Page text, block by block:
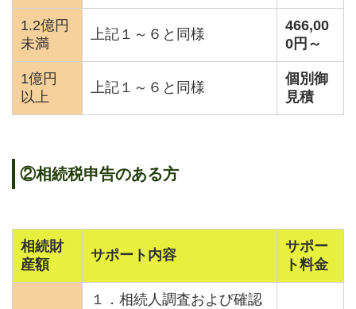
1.2億円
未満
上記１～６と同様
466,00
0円～
1億円
以上
上記１～６と同様
個別御
見積
②相続税申告のある方
相続財
産額
サポート内容
サポー
ト料金
１．相続人調査および確認